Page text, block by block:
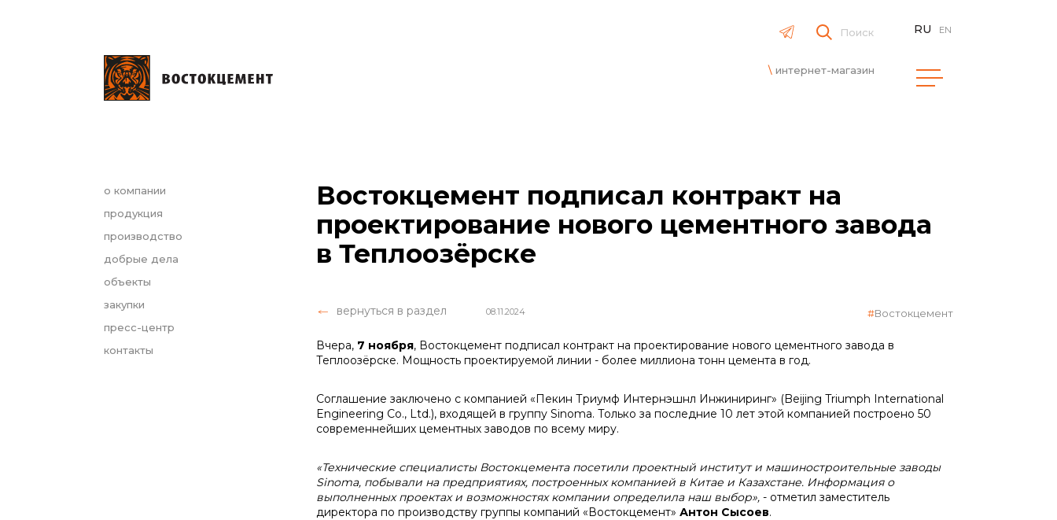
Поиск
интернет-магазин
RU EN
о компании
продукция
производство
добрые дела
объекты
закупки
пресс-центр
контакты
Востокцемент подписал контракт на
проектирование нового цементного завода
в Теплоозёрске
вернуться в раздел 08.11.2024 Востокцемент
Вчера, 7 ноября, Востокцемент подписал контракт на проектирование нового цементного завода в
Теплоозёрске. Мощность проектируемой линии - более миллиона тонн цемента в год.
Соглашение заключено с компанией «Пекин Триумф Интернэшнл Инжиниринг» (Beijing Triumph International
Engineering Co., Ltd.), входящей в группу Sinoma. Только за последние 10 лет этой компанией построено 50
современнейших цементных заводов по всему миру.
«Технические специалисты Востокцемента посетили проектный институт и машиностроительные заводы
Sinoma, побывали на предприятиях, построенных компанией в Китае и Казахстане. Информация о
выполненных проектах и возможностях компании определила наш выбор», - отметил заместитель
директора по производству группы компаний «Востокцемент» Антон Сысоев.